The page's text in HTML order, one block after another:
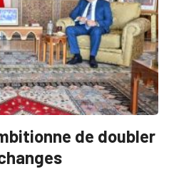
de doubler